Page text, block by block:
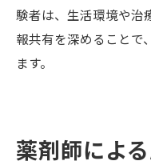
験者は、生活環境や治
報共有を深めることで
ます。
薬剤師によ